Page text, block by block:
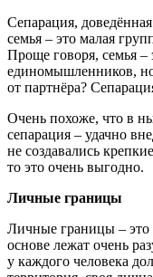
Сепарация,
семья – это малая
Проще говоря, семья –
единомышленников,
от партнёра?
Очень похоже, что в
сепарация – удачно
не создавались
то это очень выгодно.
Личные границы
Личные границы – это
основе лежат очень
у каждого человека